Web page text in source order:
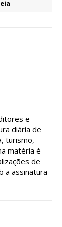
e
diária de
turismo,
matéria é
de
a assinatura